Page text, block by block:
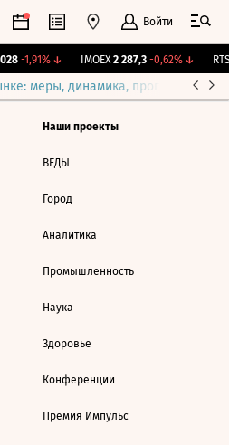
Войти
-1,91%↓ IMOEX 2 287,3 -0,62%↓ RTSI
меры, динамика, прогнозы
Наши проекты
ВЕДЫ
Город
Аналитика
Промышленность
Наука
Здоровье
Конференции
Премия Импульс